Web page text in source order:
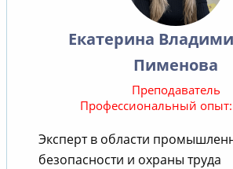
Екатерина
Пименова
Преподаватель
Профессиональный опыт:
Эксперт в области
безопасности и охраны труда